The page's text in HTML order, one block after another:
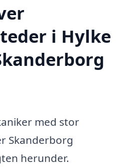
i Hylke
med stor
Skanderborg
herunder.